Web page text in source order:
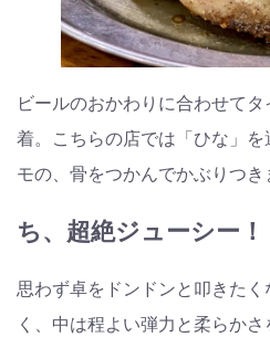
ビールのおかわりに合わせて
着。こちらの店では「ひな」
モの、骨をつかんでかぶりつき
ち、超絶ジューシー！
思わず卓をドンドンと叩きた
く、中は程よい弾力と柔らか